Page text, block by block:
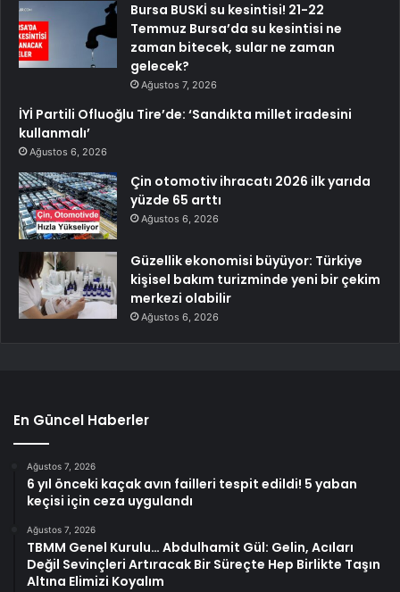
Bursa BUSKİ su kesintisi! 21-22
Temmuz Bursa’da su kesintisi ne
zaman bitecek, sular ne zaman
gelecek?
Ağustos 7, 2026
İYİ Partili Ofluoğlu Tire’de: ‘Sandıkta millet iradesini
kullanmalı’
Ağustos 6, 2026
Çin otomotiv ihracatı 2026 ilk yarıda
yüzde 65 arttı
Ağustos 6, 2026
Güzellik ekonomisi büyüyor: Türkiye
kişisel bakım turizminde yeni bir çekim
merkezi olabilir
Ağustos 6, 2026
En Güncel Haberler
Ağustos 7, 2026
6 yıl önceki kaçak avın failleri tespit edildi! 5 yaban
keçisi için ceza uygulandı
Ağustos 7, 2026
TBMM Genel Kurulu… Abdulhamit Gül: Gelin, Acıları
Değil Sevinçleri Artıracak Bir Süreçte Hep Birlikte Taşın
Altına Elimizi Koyalım